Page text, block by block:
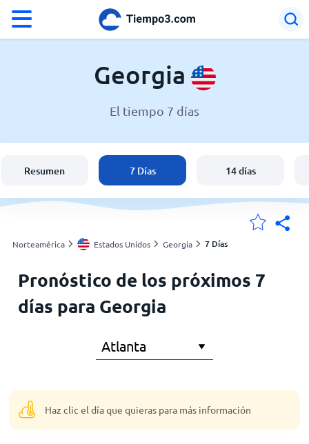
España
Argentina
Mis ubicaciones
Georgia
El tiempo 7 días
Resumen 7 Días 14 días
Norteamérica Estados Unidos Georgia 7 Días
Pronóstico de los próximos 7
días para Georgia
Haz clic el día que quieras para más información